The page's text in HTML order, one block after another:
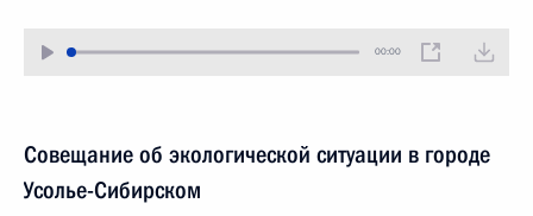
00:00
Совещание об экологической ситуации в городе
Усолье-Сибирском